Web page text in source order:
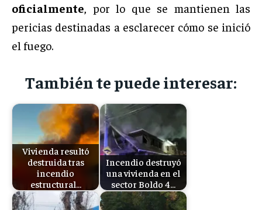
oficialmente, por lo que se mantienen las
pericias destinadas a esclarecer cómo se inició
el fuego.
También te puede interesar:
Vivienda resultó
destruida tras
incendio
estructural…
Incendio destruyó
una vivienda en el
sector Boldo 4…